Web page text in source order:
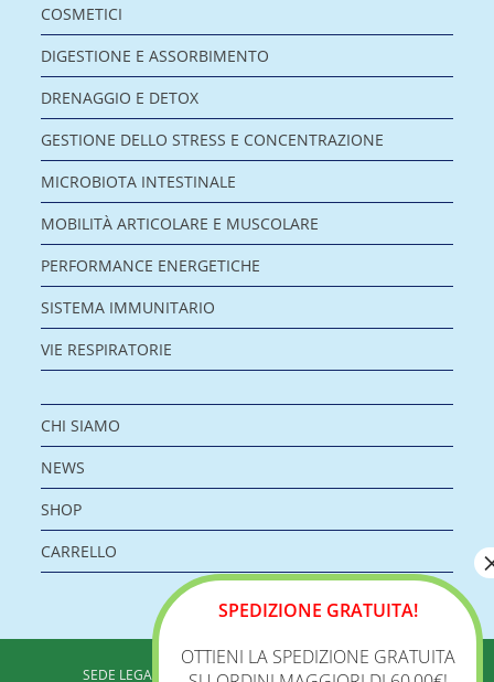
COSMETICI
DIGESTIONE E ASSORBIMENTO
DRENAGGIO E DETOX
GESTIONE DELLO STRESS E CONCENTRAZIONE
MICROBIOTA INTESTINALE
MOBILITÀ ARTICOLARE E MUSCOLARE
PERFORMANCE ENERGETICHE
SISTEMA IMMUNITARIO
VIE RESPIRATORIE
CHI SIAMO
NEWS
SHOP
CARRELLO
BIOLOGICA S.R.L.
SEDE LEGALE: VIA DELLA ZECCA 1 – 40100 BOLOGNA
SPEDIZIONE GRATUITA!
OTTIENI LA SPEDIZIONE GRATUITA